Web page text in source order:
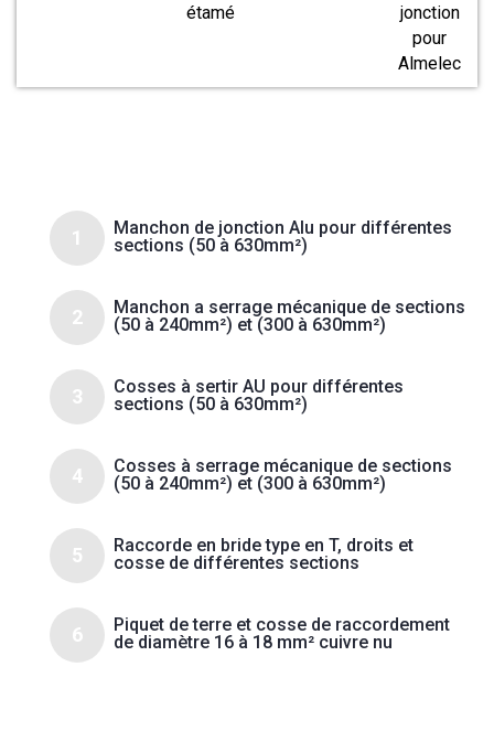
1
Manchon de jonction Alu pour différentes
sections (50 à 630mm²)
2
Manchon a serrage mécanique de sections
(50 à 240mm²) et (300 à 630mm²)
3
Cosses à sertir AU pour différentes
sections (50 à 630mm²)
4
Cosses à serrage mécanique de sections
(50 à 240mm²) et (300 à 630mm²)
5
Raccorde en bride type en T, droits et
cosse de différentes sections
6
Piquet de terre et cosse de raccordement
de diamètre 16 à 18 mm² cuivre nu